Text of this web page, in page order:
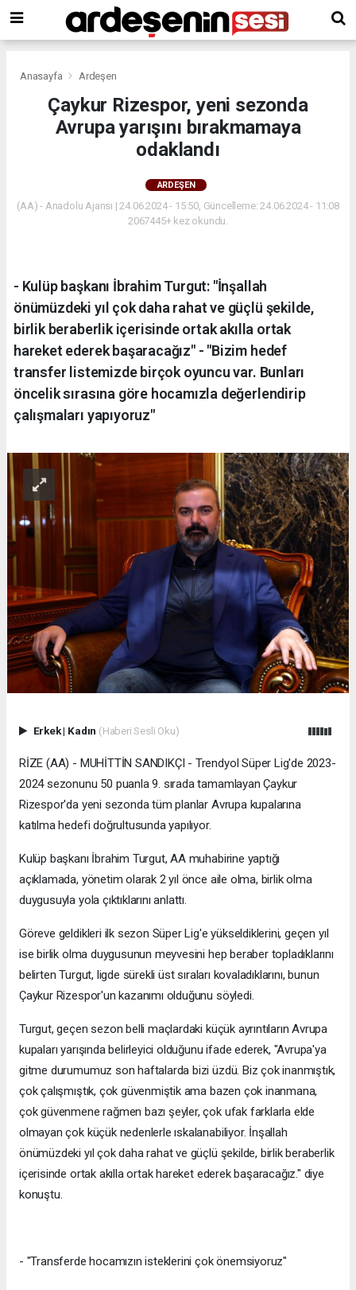
Anasayfa Ardeşen
Çaykur Rizespor, yeni sezonda
Avrupa yarışını bırakmamaya
odaklandı
ARDEŞEN
(AA) - Anadolu Ajansı | 24.06.2024 - 15:50, Güncelleme: 24.06.2024 - 11:08
2067445+ kez okundu.
- Kulüp başkanı İbrahim Turgut: "İnşallah
önümüzdeki yıl çok daha rahat ve güçlü şekilde,
birlik beraberlik içerisinde ortak akılla ortak
hareket ederek başaracağız" - "Bizim hedef
transfer listemizde birçok oyuncu var. Bunları
öncelik sırasına göre hocamızla değerlendirip
çalışmaları yapıyoruz"
Erkek| Kadın (Haberi Sesli Oku)
RİZE (AA) - MUHİTTİN SANDIKÇI - Trendyol Süper Lig'de 2023-
2024 sezonunu 50 puanla 9. sırada tamamlayan Çaykur
Rizespor'da yeni sezonda tüm planlar Avrupa kupalarına
katılma hedefi doğrultusunda yapılıyor.
Kulüp başkanı İbrahim Turgut, AA muhabirine yaptığı
açıklamada, yönetim olarak 2 yıl önce aile olma, birlik olma
duygusuyla yola çıktıklarını anlattı.
Göreve geldikleri ilk sezon Süper Lig'e yükseldiklerini, geçen yıl
ise birlik olma duygusunun meyvesini hep beraber topladıklarını
belirten Turgut, ligde sürekli üst sıraları kovaladıklarını, bunun
Çaykur Rizespor'un kazanımı olduğunu söyledi.
Turgut, geçen sezon belli maçlardaki küçük ayrıntıların Avrupa
kupaları yarışında belirleyici olduğunu ifade ederek, "Avrupa'ya
gitme durumumuz son haftalarda bizi üzdü. Biz çok inanmıştık,
çok çalışmıştık, çok güvenmiştik ama bazen çok inanmana,
çok güvenmene rağmen bazı şeyler, çok ufak farklarla elde
olmayan çok küçük nedenlerle ıskalanabiliyor. İnşallah
önümüzdeki yıl çok daha rahat ve güçlü şekilde, birlik beraberlik
içerisinde ortak akılla ortak hareket ederek başaracağız." diye
konuştu.
- "Transferde hocamızın isteklerini çok önemsiyoruz"